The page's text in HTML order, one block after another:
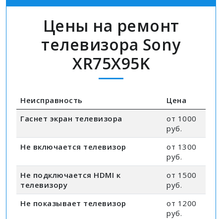
Цены на ремонт
телевизора Sony
XR75X95K
Неисправность
Цена
Гаснет экран телевизора
от 1000
руб.
Не включается телевизор
от 1300
руб.
Не подключается HDMI к
телевизору
от 1500
руб.
Не показывает телевизор
от 1200
руб.